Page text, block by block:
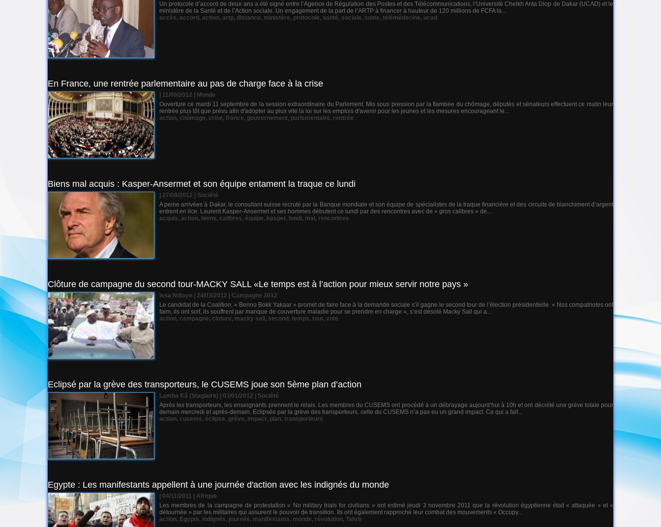
Un protocole d’accord de deux ans a été signé entre l’Agence de Régulation des Postes et des Télécommunications, l’Université Cheikh Anta Diop de Dakar (UCAD) et le
ministère de la Santé et de l’Action sociale. Un engagement de la part de l’ARTP à financer à hauteur de 120 millions de FCFA la...
accès, accord , action, artp, distance, ministère, protocole, santé, sociale, soins, télémédecine, ucad
En France, une rentrée parlementaire au pas de charge face à la crise
| 11/09/2012
Monde
Ouverture ce mardi 11 septembre de la session extraordinaire du Parlement. Mis sous pression par la flambée du chômage, députés et sénateurs effectuent ce matin leur
rentrée plus tôt que prévu afin d'adopter au plus vite la loi sur les emplois d'avenir pour les jeunes et les mesures encourageant le...
action, chômage, crise, france, gouvernement, parlementaire, rentrée
Biens mal acquis : Kasper-Ansermet et son équipe entament la traque ce lundi
| 27/08/2012
Société
A peine arrivées à Dakar, le consultant suisse recruté par la Banque mondiale et son équipe de spécialistes de la traque financière et des circuits de blanchiment d’argent
entrent en lice. Laurent Kasper-Ansermet et ses hommes débutent ce lundi par des rencontres avec de « gros calibres » de...
acquis, action, biens, calibres, équipe, kasper, lundi, mal , rencontres
Clôture de campagne du second tour-MACKY SALL «Le temps est à l’action pour mieux servir notre pays »
Issa Ndiaye | 24/03/2012
Campagne 2012
Le candidat de la Coalition, « Benno Bokk Yakaar » promet de faire face à la demande sociale s’il gagne le second tour de l’élection présidentielle. « Nos compatriotes ont
faim, ils ont soif, ils souffrent par manque de couverture maladie pour se prendre en charge », s’est désolé Macky Sall qui a...
action, campagne, cloture, macky sall , second , temps, tour, vote
Eclipsé par la grève des transporteurs, le CUSEMS joue son 5ème plan d’action
Lamba Kâ (Stagiaire) | 03/01/2012
Société
Après les transporteurs, les enseignants prennent le relais. Les membres du CUSEMS ont procédé à un débrayage aujourd’hui à 10h et ont décrété une grève totale pour
demain mercredi et après-demain. Eclipsée par la grève des transporteurs, celle du CUSEMS n’a pas eu un grand impact. Ce qui a fait...
action, cusems, éclipse, grève, impact, plan, transporteurs
Egypte : Les manifestants appellent à une journée d'action avec les indignés du monde
| 04/11/2011
Afrique
Les membres de la campagne de protestation « No military trials for civilians » ont estimé jeudi 3 novembre 2011 que la révolution égyptienne était « attaquée » et «
détournée » par les militaires qui assurent le pouvoir de transition. Ils ont également rapproché leur combat des mouvements « Occupy...
action, Egypte, indignés, journée, manifestants, monde, révolution, Tahrir